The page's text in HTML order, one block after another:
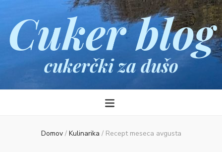
Cuker blog
cukerčki za dušo
Domov / Kulinarika / Recept meseca avgusta